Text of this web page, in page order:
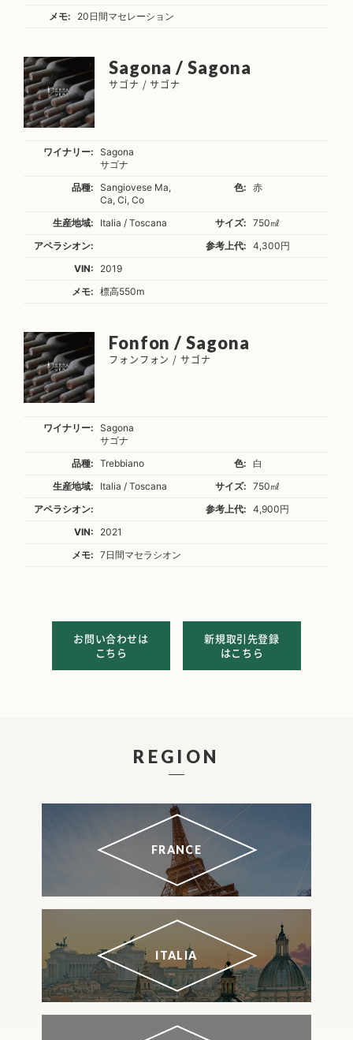
メモ: 20日間マセレーション
Sagona / Sagona
サゴナ / サゴナ
ワイナリー:
Sagona
サゴナ
品種:
Sangiovese Ma,
Ca, Ci, Co
色: 赤
生産地域: Italia / Toscana サイズ:
750㎖
アペラシオン:
参考上代:
4,300円
VIN:
2019
メモ:
標高550m
Fonfon / Sagona
フォンフォン / サゴナ
ワイナリー:
Sagona
サゴナ
品種:
Trebbiano 色:
白
生産地域:
Italia / Toscana サイズ:
750㎖
アペラシオン:
参考上代:
4,900円
VIN:
2021
メモ:
7日間マセラシオン
お問い合わせは
こちら
新規取引先登録
はこちら
REGION
FRANCE
ITALIA